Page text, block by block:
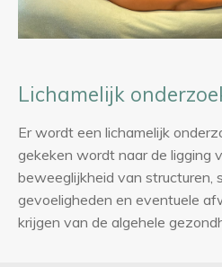
Lichamelijk
Er wordt een lichamelijk
gekeken wordt naar de ligging
beweeglijkheid van structuren,
gevoeligheden en eventuele
krijgen van de algehele